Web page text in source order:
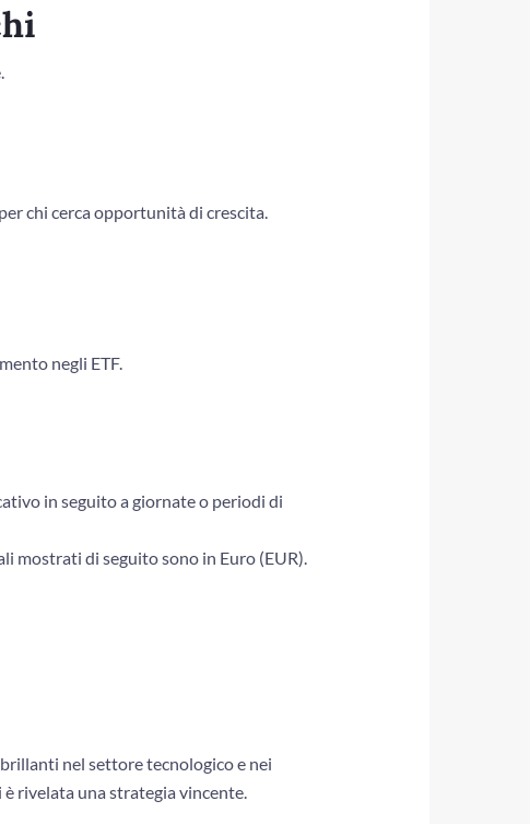
chi cerca opportunità di crescita.
negli ETF.
in seguito a giornate o periodi di
mostrati di seguito sono in Euro (EUR).
nel settore tecnologico e nei
rivelata una strategia vincente.